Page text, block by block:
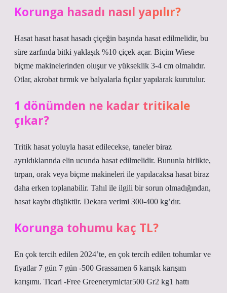
Korunga hasadı nasıl yapılır?
Hasat hasat hasat hasadı çiçeğin başında hasat edilmelidir, bu
süre zarfında bitki yaklaşık %10 çiçek açar. Biçim Wiese
biçme makinelerinden oluşur ve yükseklik 3-4 cm olmalıdır.
Otlar, akrobat tırmık ve balyalarla fıçılar yapılarak kurutulur.
1 dönümden ne kadar tritikale
çıkar?
Tritik hasat yoluyla hasat edilecekse, taneler biraz
ayrıldıklarında elin ucunda hasat edilmelidir. Bununla birlikte,
tırpan, orak veya biçme makineleri ile yapılacaksa hasat biraz
daha erken toplanabilir. Tahıl ile ilgili bir sorun olmadığından,
hasat kaybı düşüktür. Dekara verimi 300-400 kg’dır.
Korunga tohumu kaç TL?
En çok tercih edilen 2024’te, en çok tercih edilen tohumlar ve
fiyatlar 7 gün 7 gün -500 Grassamen 6 karışık karışım
karışımı. Ticari -Free Greenerymictar500 Gr2 kg1 hattı